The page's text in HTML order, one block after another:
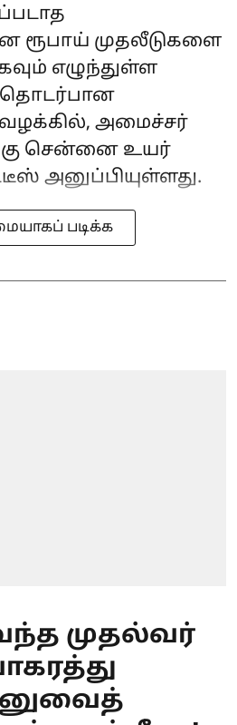
ரூபாய் முதலீடுகளை
எழுந்துள்ள
தொடர்பான
அமைச்சர்
சென்னை உயர்
அனுப்பியுள்ளது.
படிக்க
வந்த முதல்வர்